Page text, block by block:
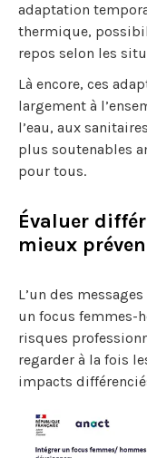
adaptation
thermique,
repos selon les
Là encore, ces
largement à
l’eau, aux
plus soutenables
pour tous.
Évaluer
mieux
L’un des
un focus femmes-
risques
regarder à la fois
impacts